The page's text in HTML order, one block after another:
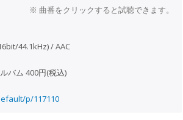
※ 曲番をクリックすると試聴できます。
44.1kHz) / AAC
バム 400円(税込)
p/117110